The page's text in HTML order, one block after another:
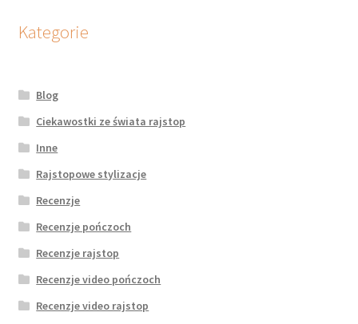
Kategorie
Blog
Ciekawostki ze świata rajstop
Inne
Rajstopowe stylizacje
Recenzje
Recenzje pończoch
Recenzje rajstop
Recenzje video pończoch
Recenzje video rajstop